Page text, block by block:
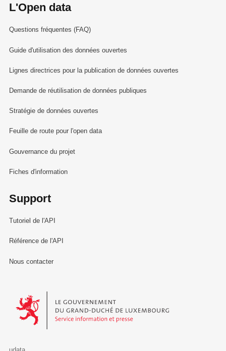
L'Open data
Questions fréquentes (FAQ)
Guide d'utilisation des données ouvertes
Lignes directrices pour la publication de données ouvertes
Demande de réutilisation de données publiques
Stratégie de données ouvertes
Feuille de route pour l'open data
Gouvernance du projet
Fiches d'information
Support
Tutoriel de l'API
Référence de l'API
Nous contacter
Le Gouvernement du Grand-Duché de Luxembourg - Service